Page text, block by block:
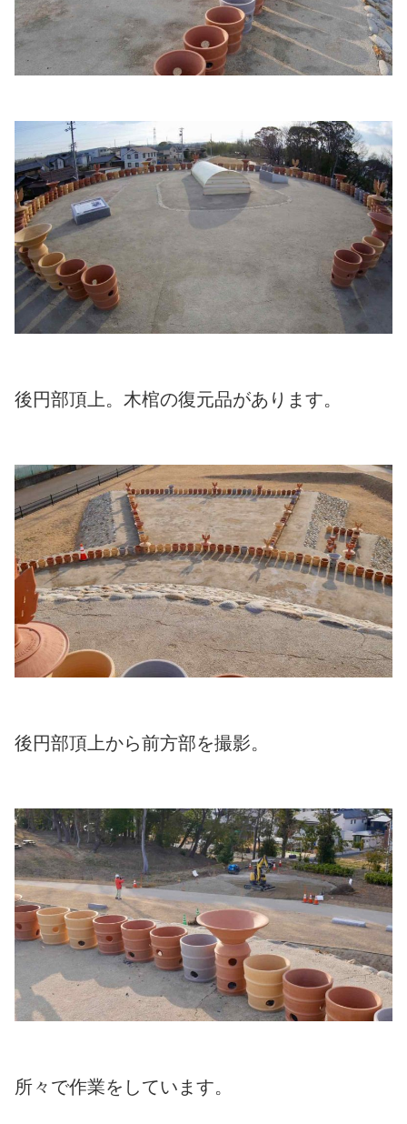
後円部頂上。木棺の復元品があります。
後円部頂上から前方部を撮影。
所々で作業をしています。